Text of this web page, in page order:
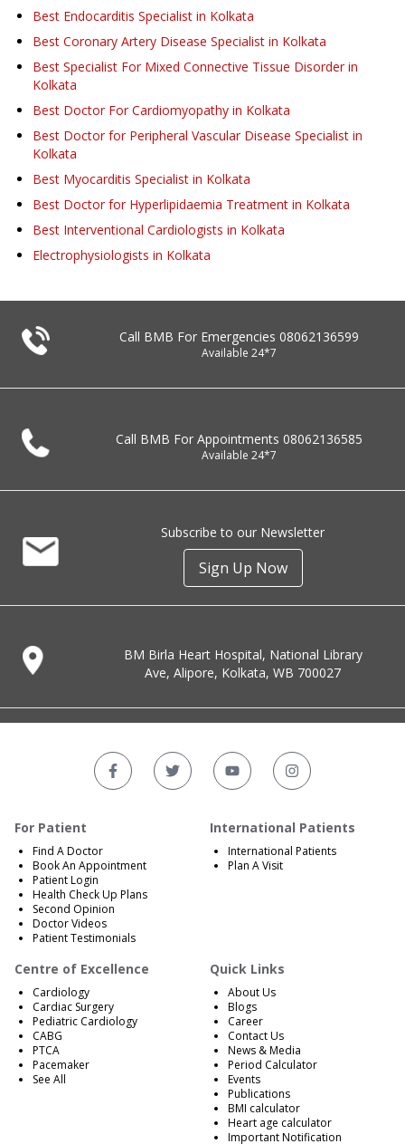
Best Endocarditis Specialist in Kolkata
Best Coronary Artery Disease Specialist in Kolkata
Best Specialist For Mixed Connective Tissue Disorder in
Kolkata
Best Doctor For Cardiomyopathy in Kolkata
Best Doctor for Peripheral Vascular Disease Specialist in
Kolkata
Best Myocarditis Specialist in Kolkata
Best Doctor for Hyperlipidaemia Treatment in Kolkata
Best Interventional Cardiologists in Kolkata
Electrophysiologists in Kolkata
Call BMB For Emergencies 08062136599
Available 24*7
Call BMB For Appointments 08062136585
Available 24*7
Subscribe to our Newsletter
Sign Up Now
BM Birla Heart Hospital, National Library
Ave, Alipore, Kolkata, WB 700027
For Patient
Find A Doctor
Book An Appointment
Patient Login
Health Check Up Plans
Second Opinion
Doctor Videos
Patient Testimonials
International Patients
International Patients
Plan A Visit
Centre of Excellence
Cardiology
Cardiac Surgery
Pediatric Cardiology
CABG
PTCA
Pacemaker
See All
Quick Links
About Us
Blogs
Career
Contact Us
News & Media
Period Calculator
Events
Publications
BMI calculator
Heart age calculator
Important Notification